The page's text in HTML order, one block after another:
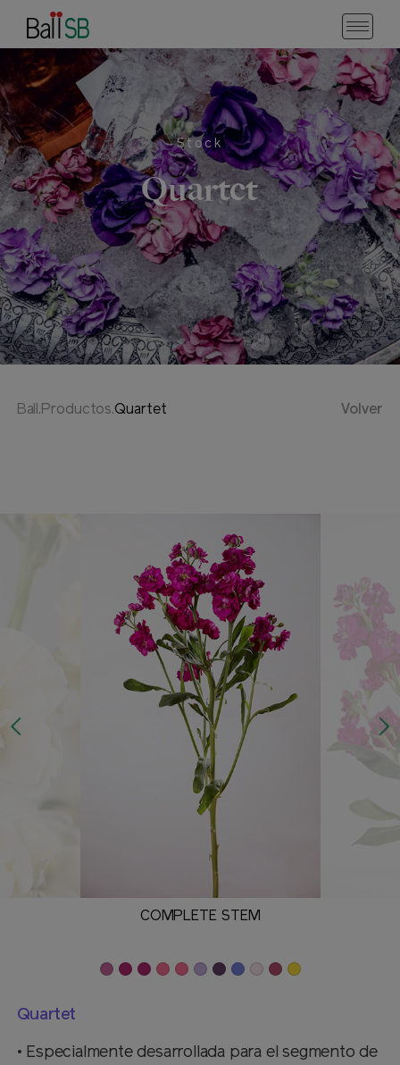
Stock
Quartet
Ball.Productos.Quartet Volver
COMPLETE STEM
Quartet
• Especialmente desarrollada para el segmento de